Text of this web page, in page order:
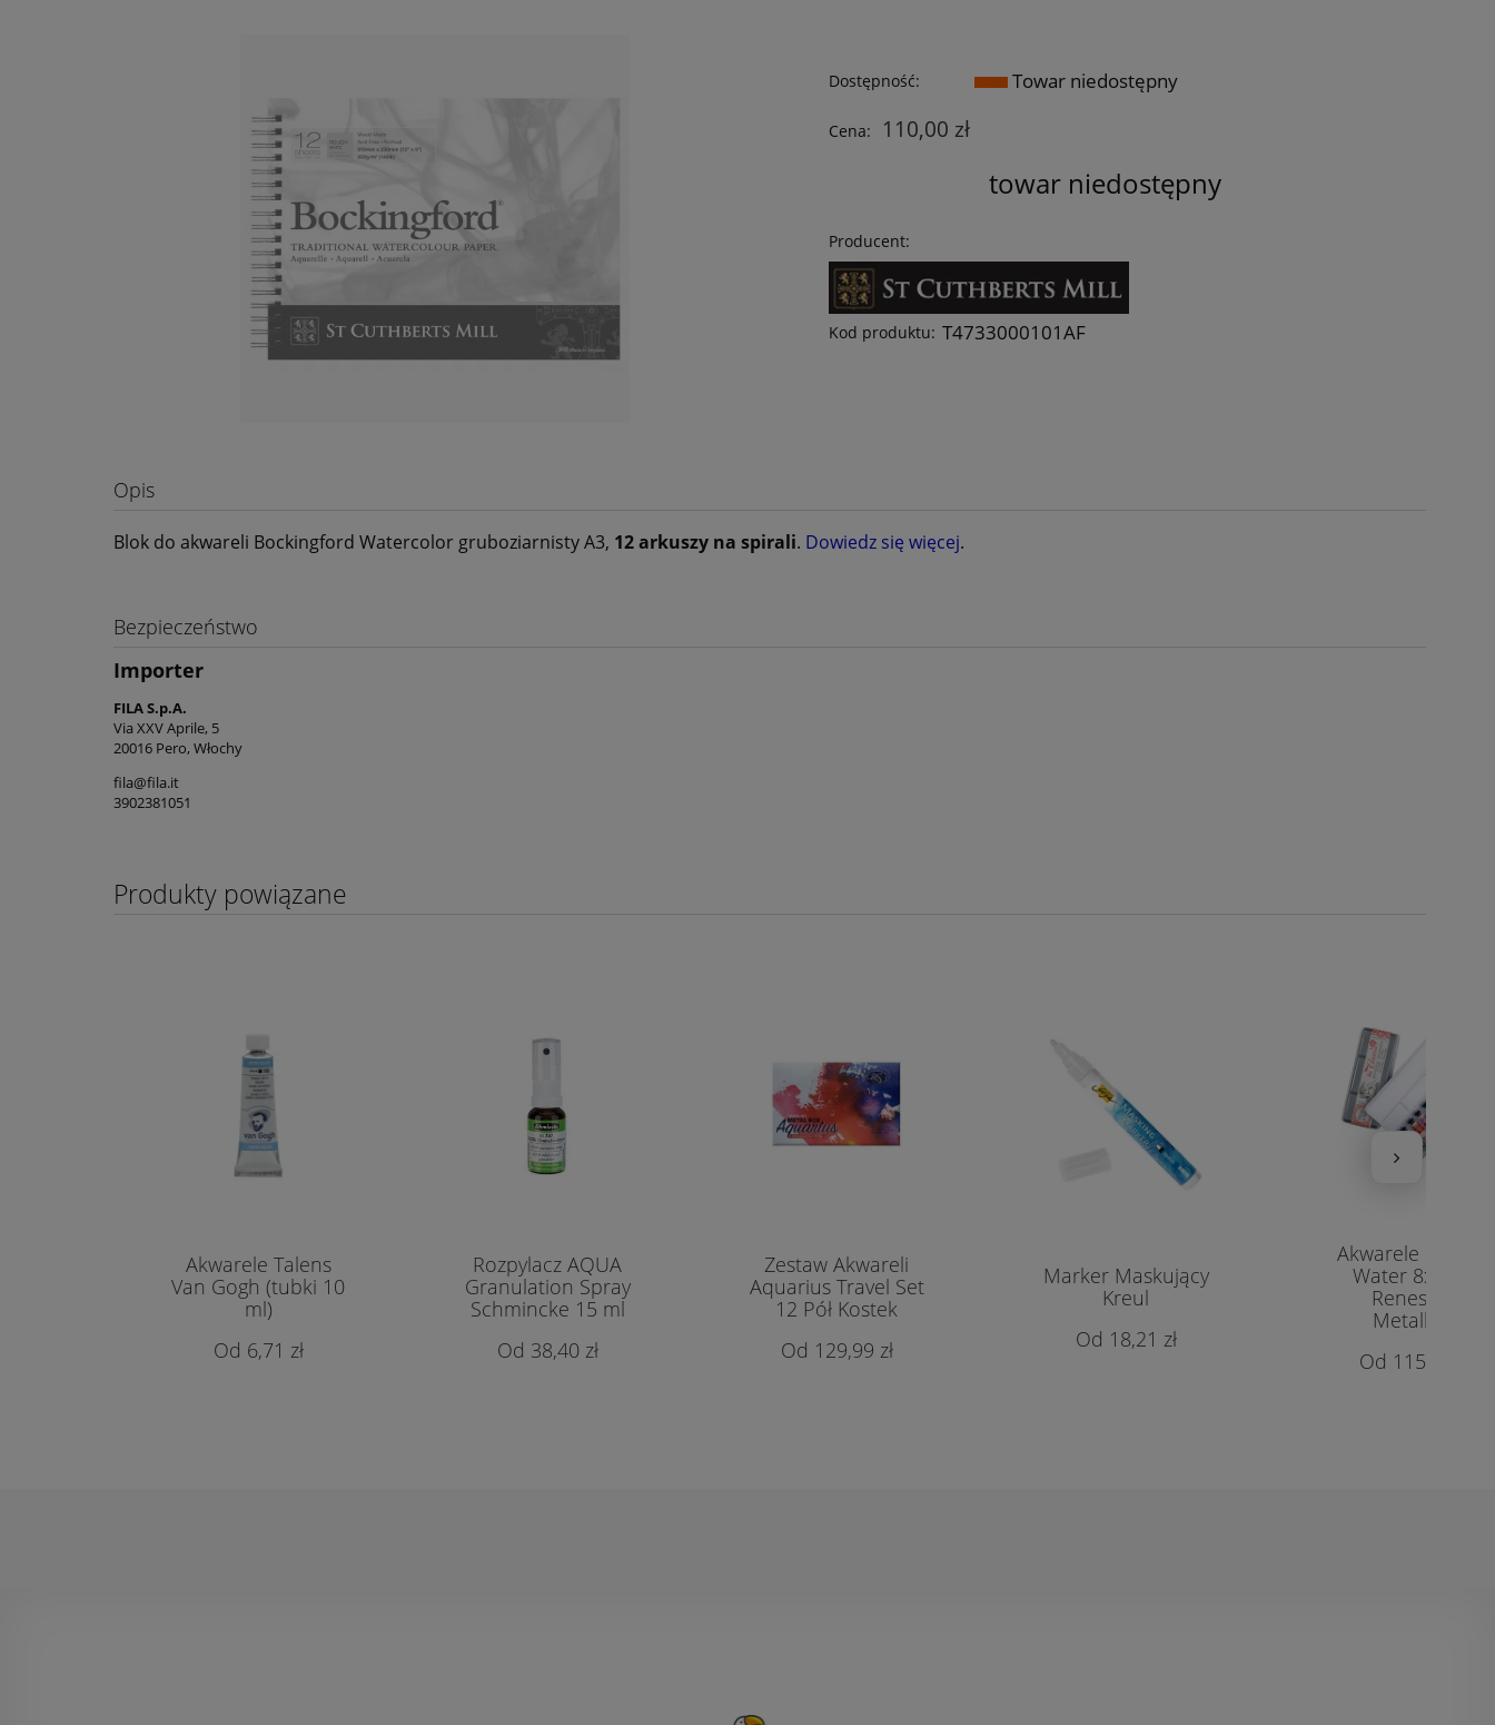
Dostępność: Towar niedostępny
Cena: 110,00 zł
towar niedostępny
Producent:
Kod produktu: T4733000101AF
Opis
Blok do akwareli Bockingford Watercolor gruboziarnisty A3, 12 arkuszy na spirali. Dowiedz się więcej.
Bezpieczeństwo
Importer
FILA S.p.A.
Via XXV Aprile, 5
20016 Pero, Włochy
fila@fila.it
3902381051
Produkty powiązane
Akwarele Talens
Van Gogh (tubki 10
ml)
6,71 zł
Rozpylacz AQUA
Granulation Spray
Schmincke 15 ml
38,40 zł
Zestaw Akwareli
Aquarius Travel Set
12 Pół Kostek
129,99 zł
Marker Maskujący
Kreul
18,21 zł
Akwarele Intense
Water 8x15ml
Renesans
Metalbox
115,00 zł